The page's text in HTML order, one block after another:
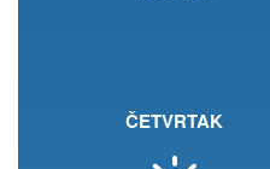
ČETVRTAK